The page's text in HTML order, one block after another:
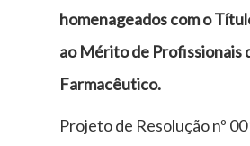
homenageados com o
ao Mérito de Profissionais
Farmacêutico.
Projeto de Resolução nº